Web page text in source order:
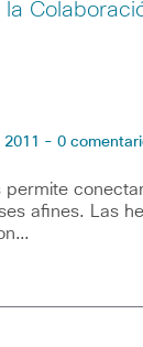
2011 - 0
permite
afines. Las